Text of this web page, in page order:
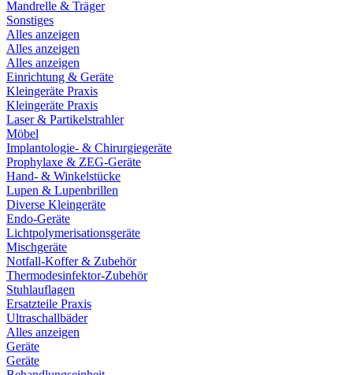
Mandrelle & Träger
Sonstiges
Alles anzeigen
Alles anzeigen
Alles anzeigen
Einrichtung & Geräte
Kleingeräte Praxis
Kleingeräte Praxis
Laser & Partikelstrahler
Möbel
Implantologie- & Chirurgiegeräte
Prophylaxe & ZEG-Geräte
Hand- & Winkelstücke
Lupen & Lupenbrillen
Diverse Kleingeräte
Endo-Geräte
Lichtpolymerisationsgeräte
Mischgeräte
Notfall-Koffer & Zubehör
Thermodesinfektor-Zubehör
Stuhlauflagen
Ersatzteile Praxis
Ultraschallbäder
Alles anzeigen
Geräte
Geräte